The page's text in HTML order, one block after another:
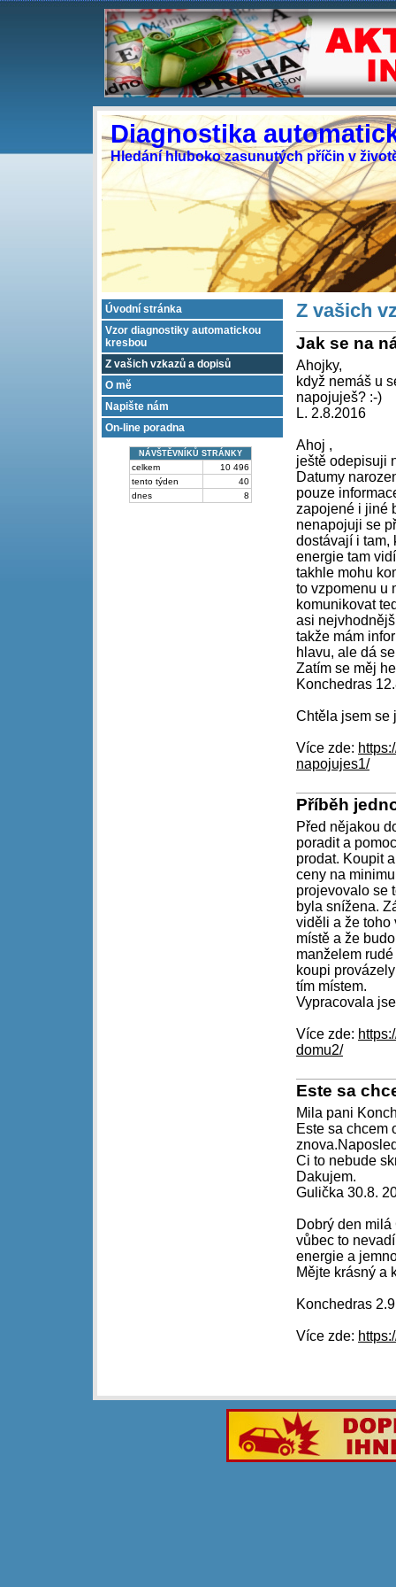
Diagnostika
Hledání hluboko zasunutých příčin v
Z vašich
Jak se na
Ahojky,
když nemáš u
napojuješ? :-)
L. 2.8.2016
Ahoj ,
ještě odepisuji
Datumy
pouze
zapojené i jiné
nenapojuji se
dostávají i tam,
energie tam
takhle mohu
to vzpomenu u
komunikovat
asi
takže mám
hlavu, ale dá
Zatím se měj
Konchedras
Chtěla jsem se
Více zde:
napojujes1/
Příběh
Před nějakou
poradit a
prodat. Koupit
ceny na
projevovalo se
byla snížena.
viděli a že toho
místě a že
manželem
koupi
tím místem.
Vypracovala
Více zde:
domu2/
Este sa
Mila pani
Este sa chcem
Ci to nebude
Dakujem.
Gulička 30.8.
Dobrý den milá
vůbec to
energie a
Mějte krásný a
Konchedras
Více zde:
Úvodní stránka
Vzor diagnostiky automatickou
kresbou
Z vašich vzkazů a dopisů
O mě
Napište nám
On-line poradna
NÁVŠTĚVNÍKŮ STRÁNKY
celkem
10 496
tento týden
40
dnes
8